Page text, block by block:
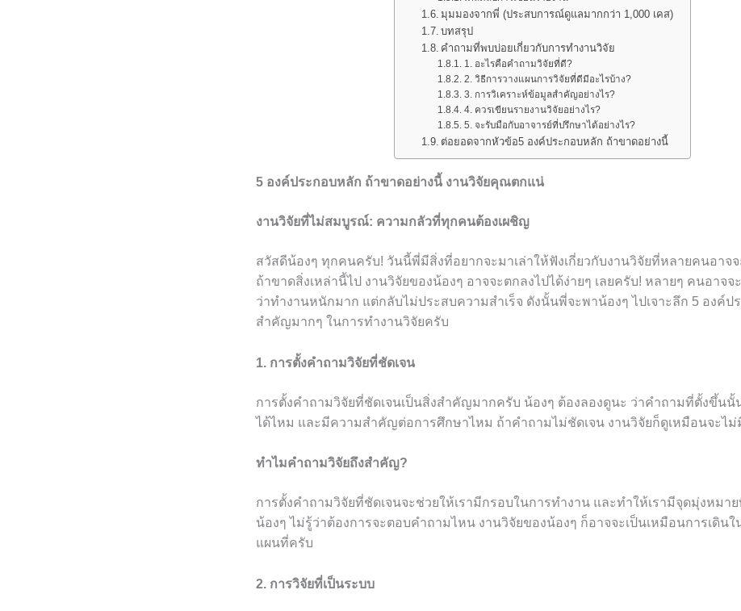
มุมมองจากพี่ (ประสบการณ์ดูแลมากกว่า 1,000 เคส)
บทสรุป
คำถามที่พบบ่อยเกี่ยวกับการทำงานวิจัย
1. อะไรคือคำถามวิจัยที่ดี?
2. วิธีการวางแผนการวิจัยที่ดีมีอะไรบ้าง?
3. การวิเคราะห์ข้อมูลสำคัญอย่างไร?
4. ควรเขียนรายงานวิจัยอย่างไร?
5. จะรับมือกับอาจารย์ที่ปรึกษาได้อย่างไร?
ต่อยอดจากหัวข้อ5 องค์ประกอบหลัก ถ้าขาดอย่างนี้
5 องค์ประกอบหลัก ถ้าขาดอย่างนี้ งานวิจัยคุณตกแน่
งานวิจัยที่ไม่สมบูรณ์: ความกลัวที่ทุกคนต้องเผชิญ
สวัสดีน้องๆ ทุกคนครับ! วันนี้พี่มีสิ่งที่อยากจะมาเล่าให้ฟังเกี่ยวกับงานวิจัยที่หลายคนอาจ
ถ้าขาดสิ่งเหล่านี้ไป งานวิจัยของน้องๆ อาจจะตกลงไปได้ง่ายๆ เลยครับ! หลายๆ คนอาจจ
ว่าทำงานหนักมาก แต่กลับไม่ประสบความสำเร็จ ดังนั้นพี่จะพาน้องๆ ไปเจาะลึก 5 องค์ป
สำคัญมากๆ ในการทำงานวิจัยครับ
1. การตั้งคำถามวิจัยที่ชัดเจน
การตั้งคำถามวิจัยที่ชัดเจนเป็นสิ่งสำคัญมากครับ น้องๆ ต้องลองดูนะ ว่าคำถามที่ตั้งขึ้นนั้
ได้ไหม และมีความสำคัญต่อการศึกษาไหม ถ้าคำถามไม่ชัดเจน งานวิจัยก็ดูเหมือนจะไ
ทำไมคำถามวิจัยถึงสำคัญ?
การตั้งคำถามวิจัยที่ชัดเจนจะช่วยให้เรามีกรอบในการทำงาน และทำให้เรามีจุดมุ่งหมา
น้องๆ ไม่รู้ว่าต้องการจะตอบคำถามไหน งานวิจัยของน้องๆ ก็อาจจะเป็นเหมือนการเดิน
แผนที่ครับ
2. การวิจัยที่เป็นระบบ